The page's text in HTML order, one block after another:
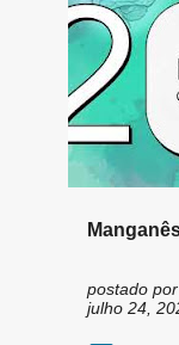
postado por
julho 24,